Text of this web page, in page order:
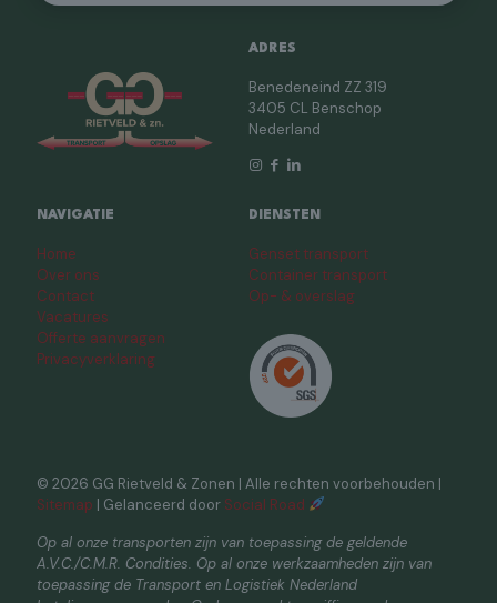
ADRES
Benedeneind ZZ 319
3405 CL Benschop
Nederland
DIENSTEN
Genset transport
Container transport
Op- & overslag
NAVIGATIE
Home
Over ons
Contact
Vacatures
Offerte aanvragen
Privacyverklaring
© 2026 GG Rietveld & Zonen | Alle rechten voorbehouden |
Sitemap | Gelanceerd door Social Road
Op al onze transporten zijn van toepassing de geldende
A.V.C./C.M.R. Condities. Op al onze werkzaamheden zijn van
toepassing de Transport en Logistiek Nederland